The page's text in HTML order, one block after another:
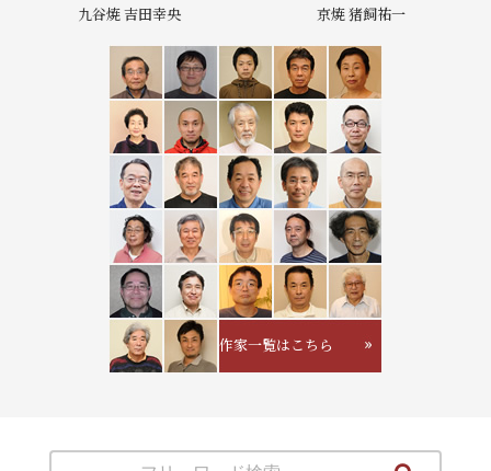
九谷焼 吉田幸央 京焼 猪飼祐一
作家一覧はこちら